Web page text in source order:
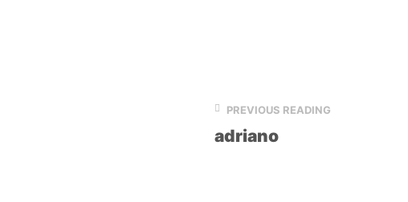
PREVIOUS READING
adriano